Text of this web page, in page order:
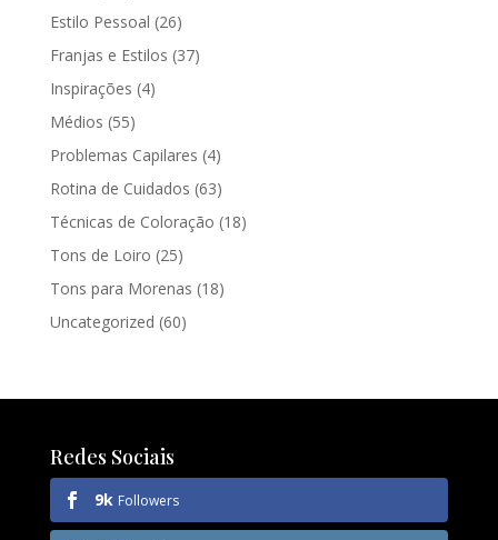
Estilo Pessoal (26)
Franjas e Estilos (37)
Inspirações (4)
Médios (55)
Problemas Capilares (4)
Rotina de Cuidados (63)
Técnicas de Coloração (18)
Tons de Loiro (25)
Tons para Morenas (18)
Uncategorized (60)
Redes Sociais
9k Followers